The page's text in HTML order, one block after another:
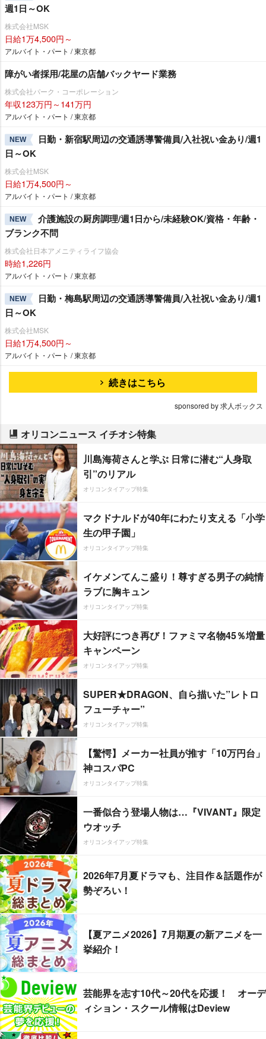
週1日～OK
株式会社MSK
日給1万4,500円～
アルバイト・パート / 東京都
障がい者採用/花屋の店舗バックヤード業務
株式会社パーク・コーポレーション
年収123万円～141万円
アルバイト・パート / 東京都
NEW
日勤・新宿駅周辺の交通誘導警備員/入社祝い金あり/週1
日～OK
株式会社MSK
日給1万4,500円～
アルバイト・パート / 東京都
NEW
介護施設の厨房調理/週1日から/未経験OK/資格・年齢・
ブランク不問
株式会社日本アメニティライフ協会
時給1,226円
アルバイト・パート / 東京都
NEW
日勤・梅島駅周辺の交通誘導警備員/入社祝い金あり/週1
日～OK
株式会社MSK
日給1万4,500円～
アルバイト・パート / 東京都
続きはこちら
sponsored by 求人ボックス
オリコンニュース イチオシ特集
川島海荷さんと学ぶ 日常に潜む“人身取
引”のリアル
オリコンタイアップ特集
マクドナルドが40年にわたり支える「小学
生の甲子園」
オリコンタイアップ特集
イケメンてんこ盛り！尊すぎる男子の純情
ラブに胸キュン
オリコンタイアップ特集
大好評につき再び！ファミマ名物45％増量
キャンペーン
オリコンタイアップ特集
SUPER★DRAGON、自ら描いた”レトロ
フューチャー”
オリコンタイアップ特集
【驚愕】メーカー社員が推す「10万円台」
神コスパPC
オリコンタイアップ特集
一番似合う登場人物は…『VIVANT』限定
ウオッチ
オリコンタイアップ特集
2026年7月夏ドラマも、注目作＆話題作が
勢ぞろい！
【夏アニメ2026】7月期夏の新アニメを一
挙紹介！
芸能界を志す10代～20代を応援！ オーデ
ィション・スクール情報はDeview